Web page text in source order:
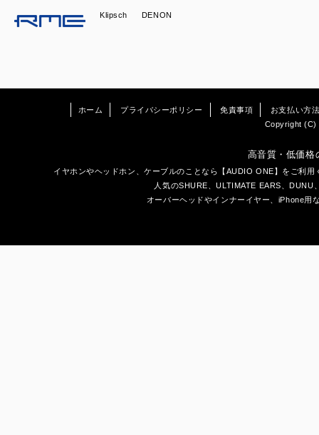
Klipsch DENON
ホーム プライバシーポリシー 免責事項
お支払い方
Copyright (C)
高音質・低価格
イヤホンやヘッドホン
、ケーブルのことなら【AUDIO ONE】をご利
人気のSHURE、ULTIMATE EARS、DUNU
オーバーヘッドやインナーイヤー、iPhone用